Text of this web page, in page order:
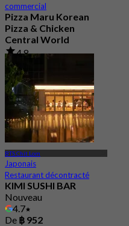
commercial
Pizza Maru Korean
Pizza & Chicken
Central World
4.8
77 Réservé
De ฿ 447.5
BTS Chit Lom
Japonais
Restaurant décontracté
KIMI SUSHI BAR
Nouveau
4.7
De ฿ 952